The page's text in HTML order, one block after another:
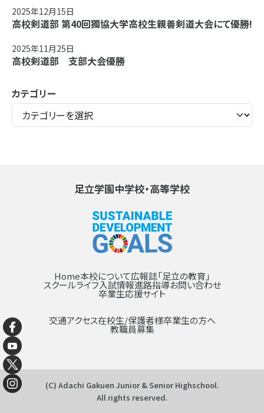
2025年12月15日
高校剣道部 第40回獨協大学高校生親善剣道大会にて優勝!
2025年11月25日
高校剣道部 支部大会優勝
カテゴリー
足立学園中学校・高等学校
Home本校について広報誌「足立の教育」
スクールライフ入試情報進路指導お問い合わせ
卒業生応援サイト
交通アクセス在校生/保護者様卒業生の方へ
教職員募集
(C) Adachi Gakuen Junior & Senior Highschool.
All rights reserved.